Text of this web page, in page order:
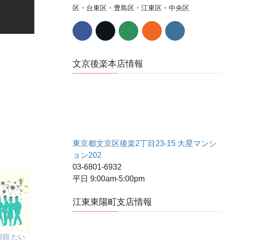
回 たい
区・台東区・豊島区・江東区・中央区
文京後楽本店情報
東京都文京区後楽2丁目23-15 大星マンシ
ョン202
03-6801-6932
平日 9:00am-5:00pm
江東東陽町支店情報